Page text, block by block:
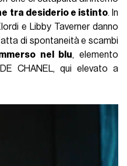
tra desiderio e istinto. In
e Libby Taverner danno
di spontaneità e scambi
nel blu, elemento
CHANEL, qui elevato a